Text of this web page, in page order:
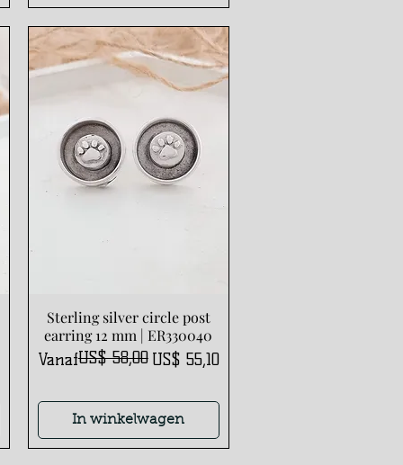
Snel overzicht
Sterling silver circle post
earring 12 mm | ER330040
Vanaf
Normale prijs
US$ 58,00 US$ 55,10
Verkoopprijs
In winkelwagen